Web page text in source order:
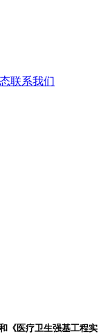
联系我们
《医疗卫生强基工程实